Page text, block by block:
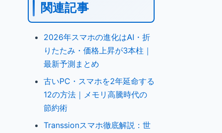
関連記事
2026年スマホの進化はAI・折
りたたみ・価格上昇が3本柱｜
最新予測まとめ
古いPC・スマホを2年延命する
12の方法｜メモリ高騰時代の
節約術
Transsionスマホ徹底解説：世